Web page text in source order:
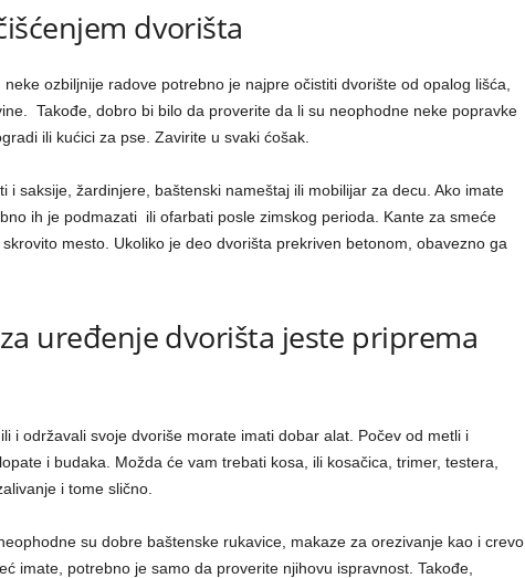
dvorišta
ozbiljnije radove potrebno je najpre očistiti dvorište od opalog lišća,
Takođe, dobro bi bilo da proverite da li su neophodne neke popravke
ili kućici za pse. Zavirite u svaki ćošak.
i saksije, žardinjere, baštenski nameštaj ili mobilijar za decu. Ako imate
ih je podmazati ili ofarbati posle zimskog perioda. Kante za smeće
mesto. Ukoliko je deo dvorišta prekriven betonom, obavezno ga
uređenje dvorišta jeste priprema
i održavali svoje dvoriše morate imati dobar alat. Počev od metli i
i budaka. Možda će vam trebati kosa, ili kosačica, trimer, testera,
i tome slično.
su dobre baštenske rukavice, makaze za orezivanje kao i crevo
imate, potrebno je samo da proverite njihovu ispravnost. Takođe,